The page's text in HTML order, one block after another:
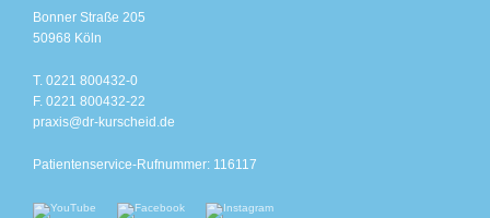
Bonner Straße 205
50968 Köln
T. 0221 800432-0
F. 0221 800432-22
praxis@dr-kurscheid.de
Patientenservice-Rufnummer: 116117